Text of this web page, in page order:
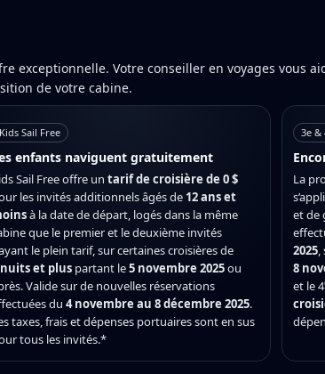
exceptionnelle. Votre conseiller en voyages vous
de votre cabine.
Kids Sail Free
enfants naviguent gratuitement
Sail Free offre untarif de croisière de 0 $
les invités additionnels âgés de 12 ans et
à la date de départ, logés dans la même
que le premier et le deuxième invités
le plein tarif, sur certaines croisières de
et plus partant le5 novembre 2025ou
Valide sur de nouvelles réservations
du4 novembre au 8 décembre 2025.
taxes, frais et dépenses portuaires sont en sus
tous les invités.*
3e &
La
et de
2025,
8
et le 4